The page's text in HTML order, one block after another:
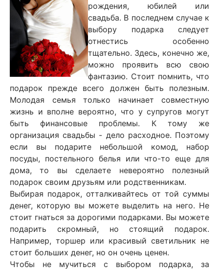
рождения, юбилей или
свадьба. В последнем случае к
выбору подарка следует
отнестись особенно
тщательно. Здесь, конечно же,
можно проявить всю свою
фантазию. Стоит помнить, что
подарок прежде всего должен быть полезным.
Молодая семья только начинает совместную
жизнь и вполне вероятно, что у супругов могут
быть финансовые проблемы. К тому же
организация свадьбы - дело расходное. Поэтому
если вы подарите небольшой комод, набор
посуды, постельного белья или что-то еще для
дома, то вы сделаете невероятно полезный
подарок своим друзьям или родственникам.
Выбирая подарок, отталкивайтесь от той суммы
денег, которую вы можете выделить на него. Не
стоит гнаться за дорогими подарками. Вы можете
подарить скромный, но стоящий подарок.
Например, торшер или красивый светильник не
стоит больших денег, но он очень ценен.
Чтобы не мучиться с выбором подарка, за